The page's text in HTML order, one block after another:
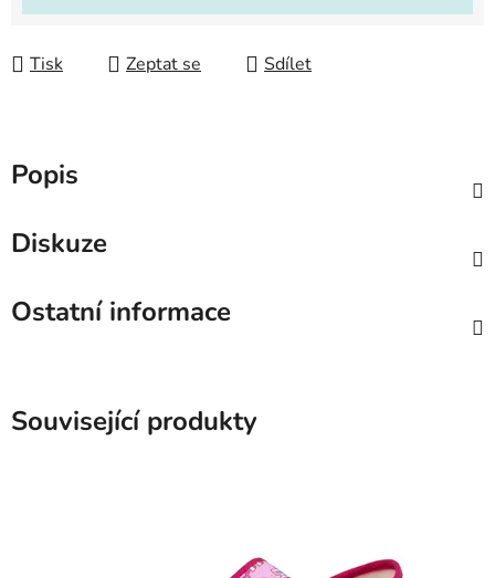
Tisk Zeptat se Sdílet
Popis
Diskuze
Ostatní informace
Související produkty